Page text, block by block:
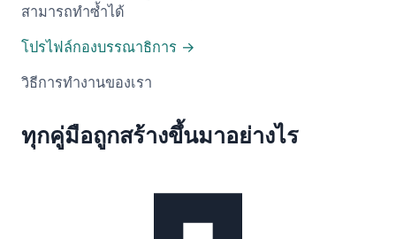
สามารถทำซ้ำได้
โปรไฟล์กองบรรณาธิการ →
วิธีการทำงานของเรา
ทุกคู่มือถูกสร้างขึ้นมาอย่างไร